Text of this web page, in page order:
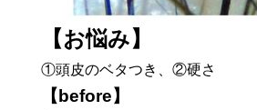
【お悩み】
①頭皮のベタつき、②硬さ
【before】